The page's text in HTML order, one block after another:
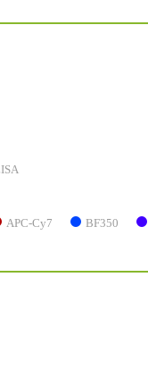
APC-Cy7 BF350